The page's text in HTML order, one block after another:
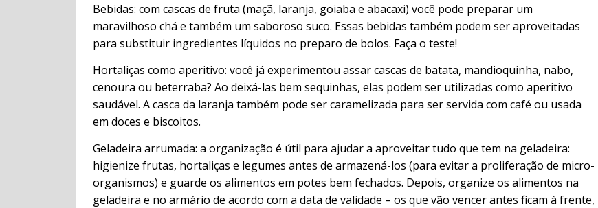
Bebidas: com cascas de fruta (maçã, laranja, goiaba e abacaxi) você pode preparar um
maravilhoso chá e também um saboroso suco. Essas bebidas também podem ser aproveitadas
para substituir ingredientes líquidos no preparo de bolos. Faça o teste!
Hortaliças como aperitivo: você já experimentou assar cascas de batata, mandioquinha, nabo,
cenoura ou beterraba? Ao deixá-las bem sequinhas, elas podem ser utilizadas como aperitivo
saudável. A casca da laranja também pode ser caramelizada para ser servida com café ou usada
em doces e biscoitos.
Geladeira arrumada: a organização é útil para ajudar a aproveitar tudo que tem na geladeira:
higienize frutas, hortaliças e legumes antes de armazená-los (para evitar a proliferação de micro-
organismos) e guarde os alimentos em potes bem fechados. Depois, organize os alimentos na
geladeira e no armário de acordo com a data de validade – os que vão vencer antes ficam à frente,